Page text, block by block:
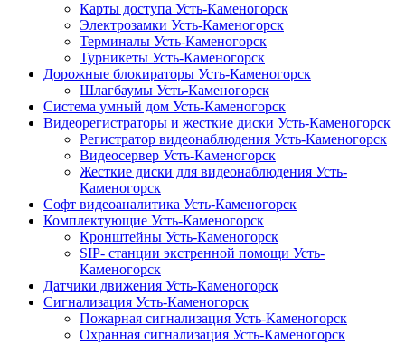
Карты доступа Усть-Каменогорск
Электрозамки Усть-Каменогорск
Терминалы Усть-Каменогорск
Турникеты Усть-Каменогорск
Дорожные блокираторы Усть-Каменогорск
Шлагбаумы Усть-Каменогорск
Система умный дом Усть-Каменогорск
Видеорегистраторы и жесткие диски Усть-Каменогорск
Регистратор видеонаблюдения Усть-Каменогорск
Видеосервер Усть-Каменогорск
Жесткие диски для видеонаблюдения Усть-
Каменогорск
Софт видеоаналитика Усть-Каменогорск
Комплектующие Усть-Каменогорск
Кронштейны Усть-Каменогорск
SIP- станции экстренной помощи Усть-
Каменогорск
Датчики движения Усть-Каменогорск
Сигнализация Усть-Каменогорск
Пожарная сигнализация Усть-Каменогорск
Охранная сигнализация Усть-Каменогорск